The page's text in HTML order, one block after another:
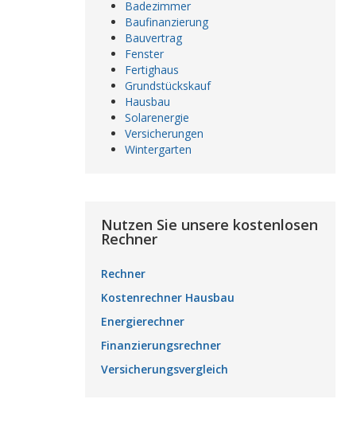
Badezimmer
Baufinanzierung
Bauvertrag
Fenster
Fertighaus
Grundstückskauf
Hausbau
Solarenergie
Versicherungen
Wintergarten
Nutzen Sie unsere kostenlosen
Rechner
Rechner
Kostenrechner Hausbau
Energierechner
Finanzierungsrechner
Versicherungsvergleich